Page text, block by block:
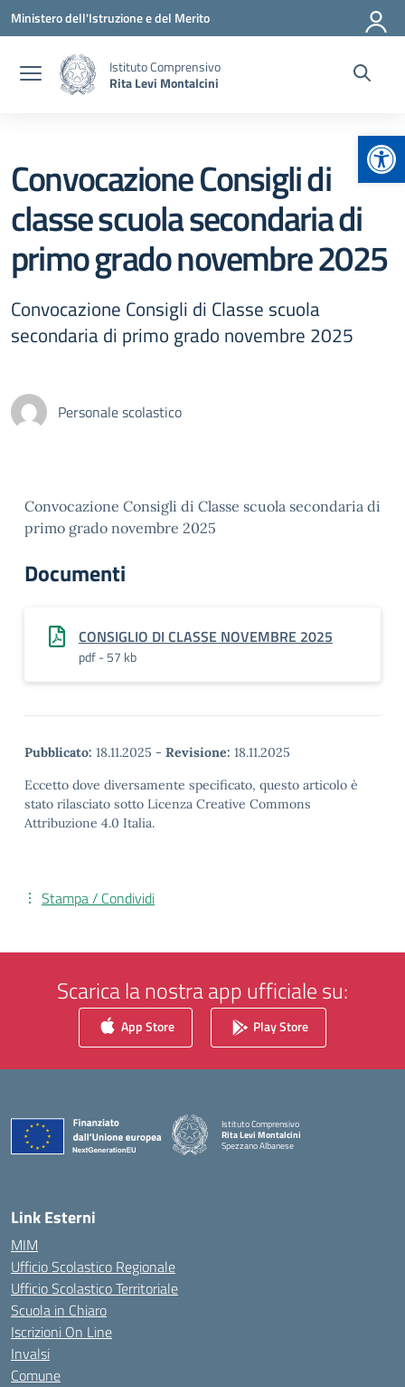
Vai ai contenuti
Vai al menu di navigazione
Vai al footer
Ministero dell'Istruzione e del Merito
Istituto Comprensivo
Rita Levi Montalcini
Convocazione Consigli di
classe scuola secondaria di
primo grado novembre 2025
Convocazione Consigli di Classe scuola
secondaria di primo grado novembre 2025
Personale scolastico
Convocazione Consigli di Classe scuola secondaria di
primo grado novembre 2025
Documenti
CONSIGLIO DI CLASSE NOVEMBRE 2025
pdf - 57 kb
Pubblicato: 18.11.2025 - Revisione: 18.11.2025
Eccetto dove diversamente specificato, questo articolo è
stato rilasciato sotto Licenza Creative Commons
Attribuzione 4.0 Italia.
Stampa / Condividi
Scarica la nostra app ufficiale su:
App Store Play Store
Istituto Comprensivo
Rita Levi Montalcini
Spezzano Albanese
— Visita la pagina iniziale della scuola
Link Esterni
MIM
Ufficio Scolastico Regionale
Ufficio Scolastico Territoriale
Scuola in Chiaro
Iscrizioni On Line
Invalsi
Comune